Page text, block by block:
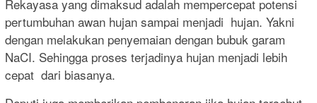
Rekayasa yang dimaksud adalah mempercepat potensi
pertumbuhan awan hujan sampai menjadi hujan. Yakni
dengan melakukan penyemaian dengan bubuk garam
NaCI. Sehingga proses terjadinya hujan menjadi lebih
cepat dari biasanya.